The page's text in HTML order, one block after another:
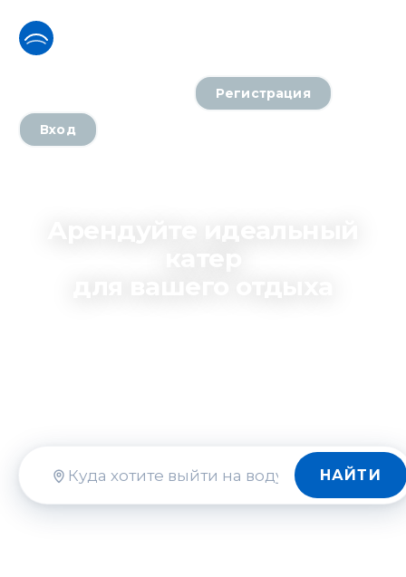
Регистрация
Вход
Куда
НАЙТИ